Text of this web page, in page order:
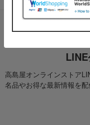
高島屋オンラインストア
名品やお得な最新情報を配